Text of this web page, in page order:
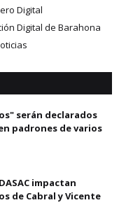
Digital
Digital de Barahona
serán declarados
padrones de varios
impactan
de Cabral y Vicente